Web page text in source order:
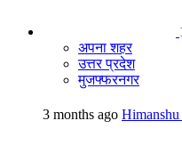
अपना शहर
उत्तर प्रदेश
मुजफ्फरनगर
3 months ago Himanshu